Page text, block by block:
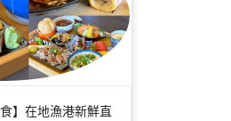
】在地漁港新鮮直